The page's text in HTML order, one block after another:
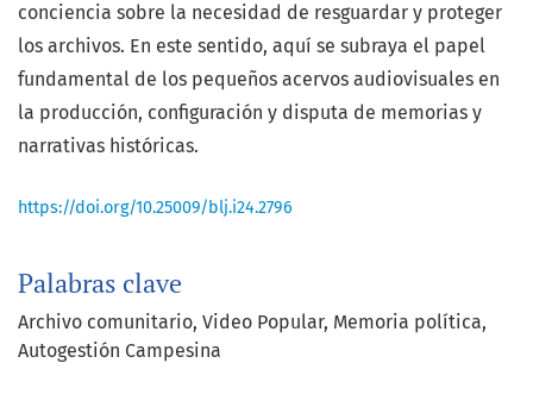
Palabras clave
Archivo comunitario, Video Popular, Memoria política,
Autogestión Campesina
conciencia sobre la necesidad de resguardar y proteger
los archivos. En este sentido, aquí se subraya el papel
fundamental de los pequeños acervos audiovisuales en
la producción, configuración y disputa de memorias y
narrativas históricas.
https://doi.org/10.25009/blj.i24.2796